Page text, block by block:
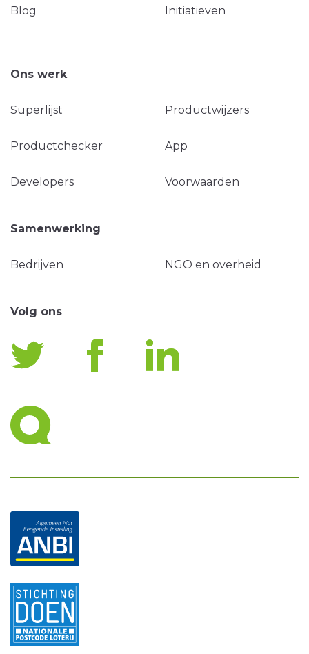
Blog Initiatieven
Ons werk
Superlijst Productwijzers
Productchecker App
Developers Voorwaarden
Samenwerking
Bedrijven NGO en overheid
Volg ons